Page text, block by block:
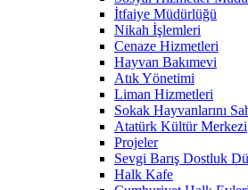
İtfaiye Müdürlüğü
Nikah İşlemleri
Cenaze Hizmetleri
Hayvan Bakımevi
Atık Yönetimi
Liman Hizmetleri
Sokak Hayvanlarını
Atatürk Kültür Merkezi
Projeler
Sevgi Barış Dostluk
Halk Kafe